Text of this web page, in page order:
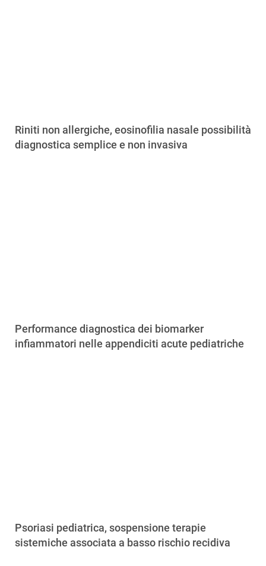
Riniti non allergiche, eosinofilia nasale possibilità
diagnostica semplice e non invasiva
Performance diagnostica dei biomarker
infiammatori nelle appendiciti acute pediatriche
Psoriasi pediatrica, sospensione terapie
sistemiche associata a basso rischio recidiva